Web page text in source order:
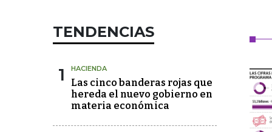
TENDENCIAS
1 HACIENDA
Las cinco banderas rojas que
hereda el nuevo gobierno en
materia económica